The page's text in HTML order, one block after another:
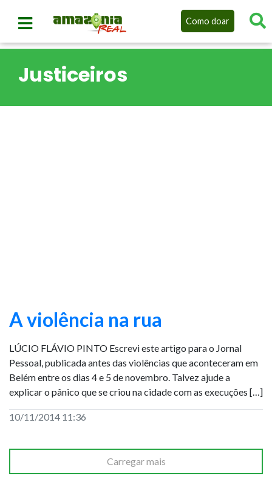
Como doar
Justiceiros
A violência na rua
LÚCIO FLÁVIO PINTO Escrevi este artigo para o Jornal
Pessoal, publicada antes das violências que aconteceram em
Belém entre os dias 4 e 5 de novembro. Talvez ajude a
explicar o pânico que se criou na cidade com as execuções […]
10/11/2014 11:36
Carregar mais